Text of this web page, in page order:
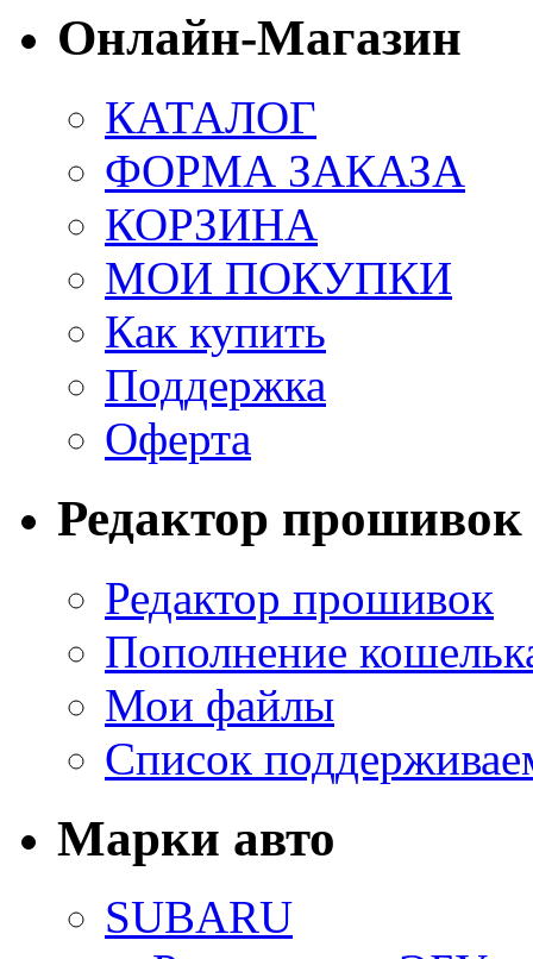
Онлайн-Магазин
КАТАЛОГ
ФОРМА ЗАКАЗА
КОРЗИНА
МОИ ПОКУПКИ
Как купить
Поддержка
Оферта
Редактор прошивок
Редактор прошивок
Пополнение
Мои файлы
Список
Марки авто
SUBARU